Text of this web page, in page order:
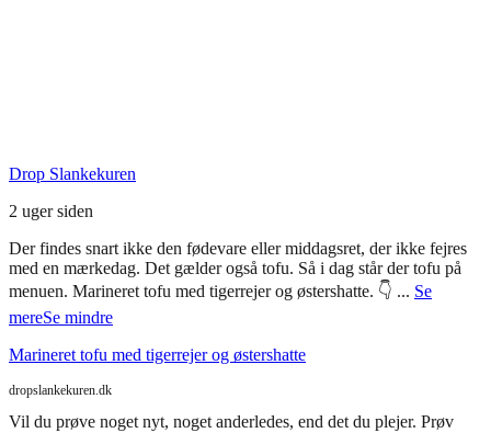
Seneste Facebook-opslag
Drop Slankekuren
2 uger siden
Der findes snart ikke den fødevare eller middagsret, der ikke fejres
med en mærkedag. Det gælder også tofu. Så i dag står der tofu på